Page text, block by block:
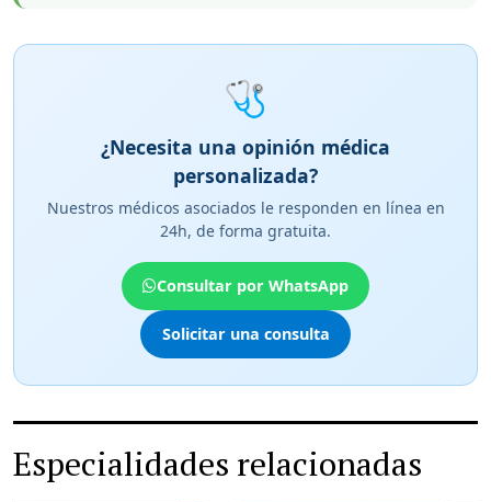
🩺
¿Necesita una opinión médica
personalizada?
Nuestros médicos asociados le responden en línea en
24h, de forma gratuita.
Consultar por WhatsApp
Solicitar una consulta
Especialidades relacionadas